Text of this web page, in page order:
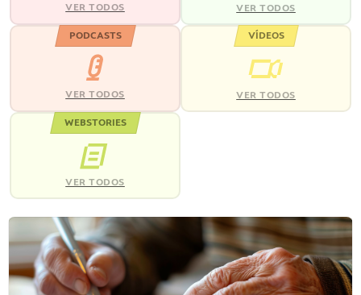
VER TODOS VER TODOS
PODCASTS
VER TODOS
VÍDEOS
VER TODOS
WEBSTORIES
VER TODOS